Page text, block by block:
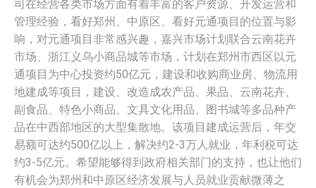
司在经营各类市场方面有着丰富的客户资源、开发运营和
管理经验，看好郑州、中原区、看好元通项目的位置与影
响，对元通项目非常感兴趣，嘉兴市场计划联合云南花卉
市场、浙江义乌小商品城等市场，计划在郑州市西区以元
通项目为中心投资约50亿元，建设和收购商业房、物流用
地建成等项目，建设、改造成农产品、果品、云南花卉、
副食品、特色小商品、文具文化用品、图书城等多品种产
品在中西部地区的大型集散地。该项目建成运营后，年交
易额可达约500亿以上，解决约2-3万人就业，年利税可达
约3-5亿元。希望能够得到政府相关部门的支持，也让他们
有机会为郑州和中原区经济发展与人员就业贡献微薄之